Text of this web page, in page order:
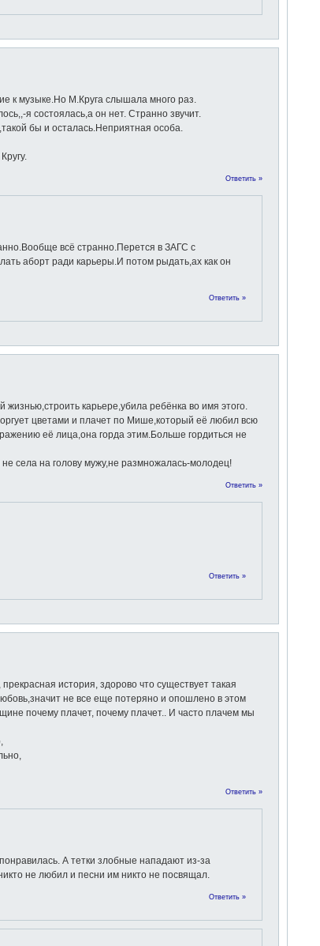
к музыке.Но М.Круга слышала много раз.
я состоялась,а он нет. Странно звучит.
бы и осталась.Неприятная особа.
Ответить »
всё странно.Перется в ЗАГС с
аборт ради карьеры.И потом рыдать,ах как он
Ответить »
жизнью,строить карьере,убила ребёнка во имя этого.
цветами и плачет по Мише,который её любил всю
её лица,она горда этим.Больше гордиться не
села на голову мужу,не размножалась-молодец!
Ответить »
Ответить »
история, здорово что существует такая
не все еще потеряно и опошлено в этом
почему плачет, почему плачет.. И часто плачем мы
Ответить »
А тетки злобные нападают из-за
не любил и песни им никто не посвящал.
Ответить »